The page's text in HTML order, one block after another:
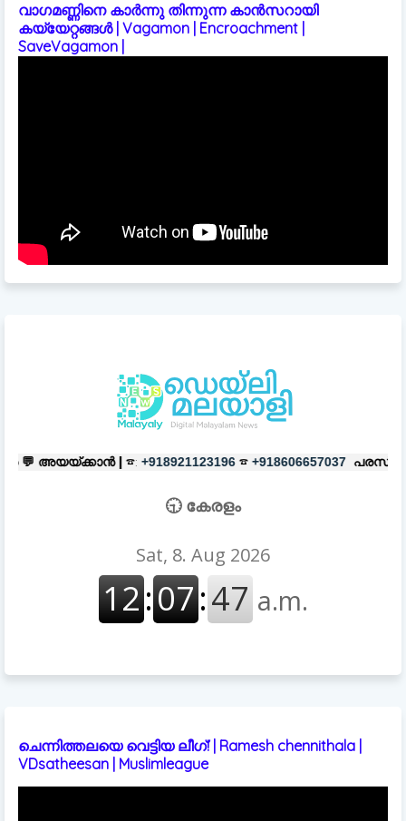
വാഗമണ്ണിനെ കാർന്നു തിന്നുന്ന കാൻസറായി
കയ്യേറ്റങ്ങൾ | Vagamon | Encroachment |
SaveVagamon |
☎: +918921123196 ☎ +918606657037 പരസ്യങ്ങൾക്ക്| ☎:
🕤 കേരളം
ചെന്നിത്തലയെ വെട്ടിയ ലീഗ്! | Ramesh chennithala |
VDsatheesan | Muslimleague